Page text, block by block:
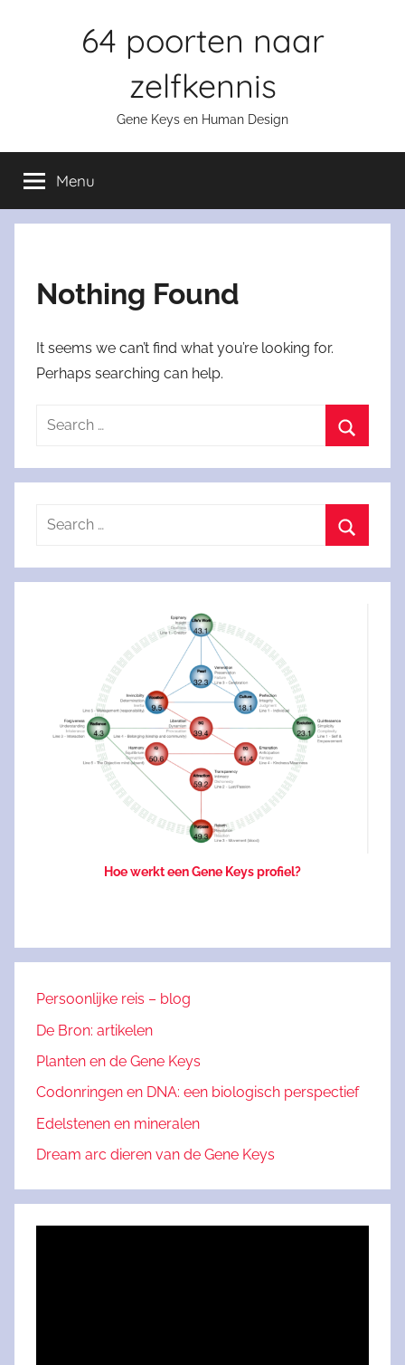
64 poorten naar
zelfkennis
Gene Keys en Human Design
Menu
Nothing Found
It seems we can’t find what you’re looking for.
Perhaps searching can help.
Search
Search
Hoe werkt een Gene Keys profiel?
Persoonlijke reis – blog
De Bron: artikelen
Planten en de Gene Keys
Codonringen en DNA: een biologisch perspectief
Edelstenen en mineralen
Dream arc dieren van de Gene Keys